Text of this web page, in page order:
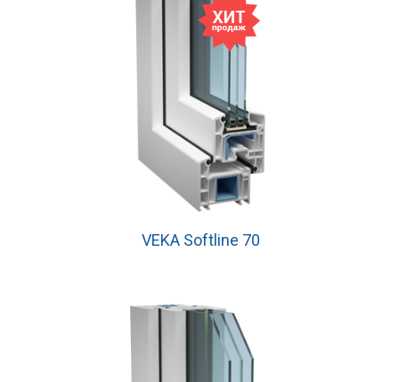
VEKA Softline 70